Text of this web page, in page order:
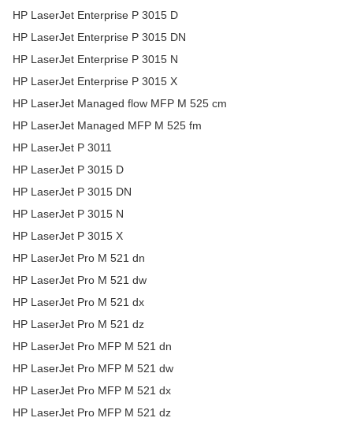
HP LaserJet Enterprise P 3015 D
HP LaserJet Enterprise P 3015 DN
HP LaserJet Enterprise P 3015 N
HP LaserJet Enterprise P 3015 X
HP LaserJet Managed flow MFP M 525 cm
HP LaserJet Managed MFP M 525 fm
HP LaserJet P 3011
HP LaserJet P 3015 D
HP LaserJet P 3015 DN
HP LaserJet P 3015 N
HP LaserJet P 3015 X
HP LaserJet Pro M 521 dn
HP LaserJet Pro M 521 dw
HP LaserJet Pro M 521 dx
HP LaserJet Pro M 521 dz
HP LaserJet Pro MFP M 521 dn
HP LaserJet Pro MFP M 521 dw
HP LaserJet Pro MFP M 521 dx
HP LaserJet Pro MFP M 521 dz